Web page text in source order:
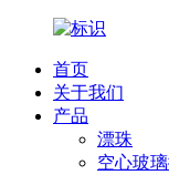
首页
关于我们
产品
漂珠
空心玻